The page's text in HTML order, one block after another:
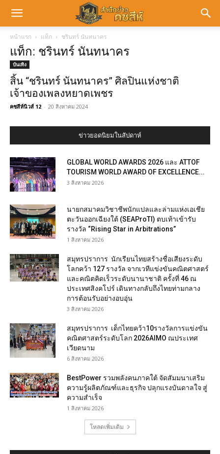
หน้าแรก แท็ก ชรินทร์ นันทนาคร
แท็ก: ชรินทร์ นันทนาคร
บันเทิง
สิ้น “ชรินทร์ นันทนาคร” ศิลปินแห่งชาติ
เจ้าของเพลงหยาดเพชร
คชสีห์นิวส์ 12 - 20 สิงหาคม 2024
ข่าวยอดนิยมในสัปดาห์
GLOBAL WORLD AWARDS 2026 และ ATTOF
TOURISM WORLD AWARD OF EXCELLENCE...
3 สิงหาคม 2026
นายกสมาคมวิชาชีพนักแปลและล่ามแห่งเอเชีย
ตะวันออกเฉียงใต้ (SEAProTI) ตบเท้าเข้ารับ
รางวัล “Rising Star in Arbitrations”
1 สิงหาคม 2026
สมุทรปราการ นักเรียนไทยสร้างชื่อเสียงระดับ
โลกคว้า 127 รางวัล จากเวทีแข่งขันคณิตศาสตร์
และคณิตคิดเร็วระดับนานาชาติ ครั้งที่ 46 ณ
ประเทศสิงคโปร์ เดินทางกลับถึงไทยท่ามกลาง
การต้อนรับอย่างอบอุ่น
3 สิงหาคม 2026
สมุทรปราการ เด็กไทยคว้า10รางวัลการแข่งขัน
คณิตศาสตร์ระดับโลก 2026AIMO ณประเทศ
เวียดนาม
6 สิงหาคม 2026
BestPower รวมพลังคนภาคใต้ จัดสัมมนาเสริม
ความรู้ผลิตภัณฑ์และธุรกิจ ปลุกแรงบันดาลใจ สู่
ความสำเร็จ
1 สิงหาคม 2026
โหลดเพิ่มเติม